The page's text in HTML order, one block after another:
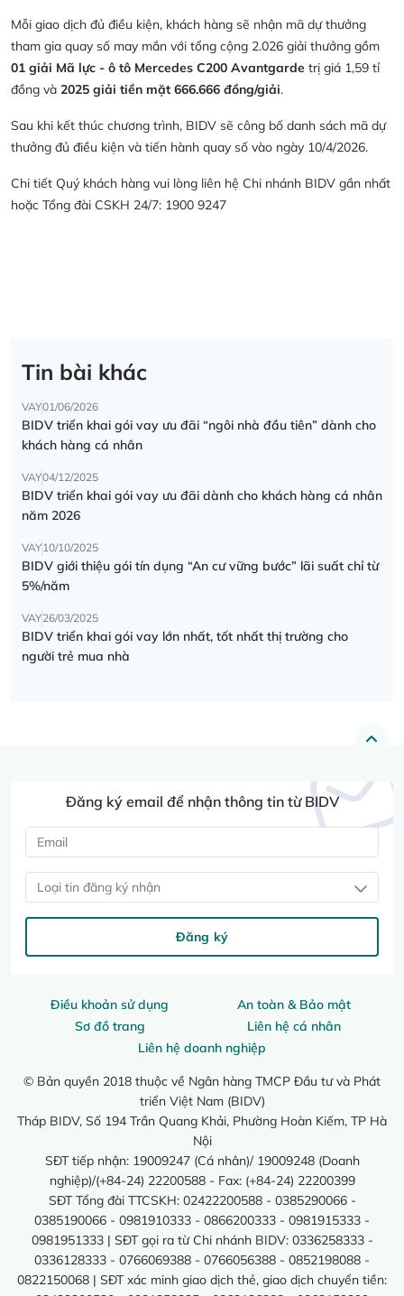
Mỗi giao dịch đủ điều kiện, khách hàng sẽ nhận mã dự thưởng
tham gia quay số may mắn với tổng cộng 2.026 giải thưởng gồm
01 giải Mã lực - ô tô Mercedes C200 Avantgarde trị giá 1,59 tỉ
đồng và 2025 giải tiền mặt 666.666 đồng/giải.
Sau khi kết thúc chương trình, BIDV sẽ công bố danh sách mã dự
thưởng đủ điều kiện và tiến hành quay số vào ngày 10/4/2026.
Chi tiết Quý khách hàng vui lòng liên hệ Chi nhánh BIDV gần nhất
hoặc Tổng đài CSKH 24/7: 1900 9247
Tin bài khác
VAY01/06/2026
BIDV triển khai gói vay ưu đãi “ngôi nhà đầu tiên” dành cho
khách hàng cá nhân
VAY04/12/2025
BIDV triển khai gói vay ưu đãi dành cho khách hàng cá nhân
năm 2026
VAY10/10/2025
BIDV giới thiệu gói tín dụng “An cư vững bước” lãi suất chỉ từ
5%/năm
VAY26/03/2025
BIDV triển khai gói vay lớn nhất, tốt nhất thị trường cho
người trẻ mua nhà
Điều khoản sử dụng
An toàn & Bảo mật
Sơ đồ trang
Liên hệ cá nhân
Liên hệ doanh nghiệp
© Bản quyền 2018 thuộc về Ngân hàng TMCP Đầu tư và Phát
triển Việt Nam (BIDV)
Tháp BIDV, Số 194 Trần Quang Khải, Phường Hoàn Kiếm, TP Hà
Nội
SĐT tiếp nhận: 19009247 (Cá nhân)/ 19009248 (Doanh
nghiệp)/(+84-24) 22200588 - Fax: (+84-24) 22200399
SĐT Tổng đài TTCSKH: 02422200588 - 0385290066 -
0385190066 - 0981910333 - 0866200333 - 0981915333 -
0981951333 | SĐT gọi ra từ Chi nhánh BIDV: 0336258333 -
0336128333 - 0766069388 - 0766056388 - 0852198088 -
0822150068 | SĐT xác minh giao dịch thẻ, giao dịch chuyển tiền:
Đăng ký email để nhận thông tin từ BIDV
Loại tin đăng ký nhận
Đăng ký